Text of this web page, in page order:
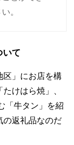
。
いて
区」にお店を構
けはら焼」、
「牛タン」を紹
の返礼品なのだ